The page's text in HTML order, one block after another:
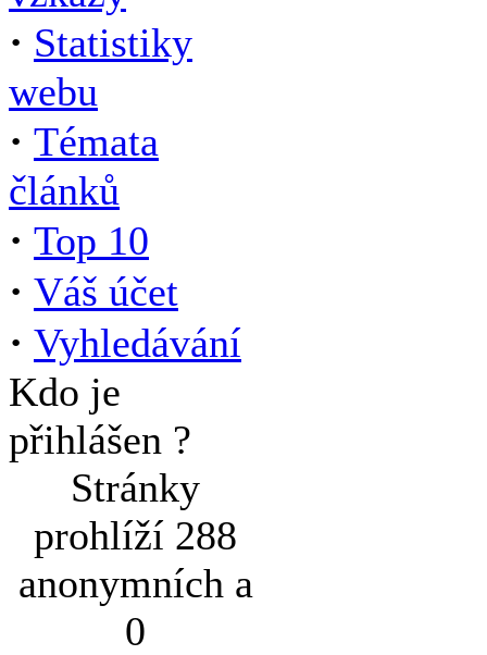
· Statistiky
webu
· Témata
článků
· Top 10
· Váš účet
· Vyhledávání
Kdo je
přihlášen ?
Stránky
prohlíží 288
anonymních a
0